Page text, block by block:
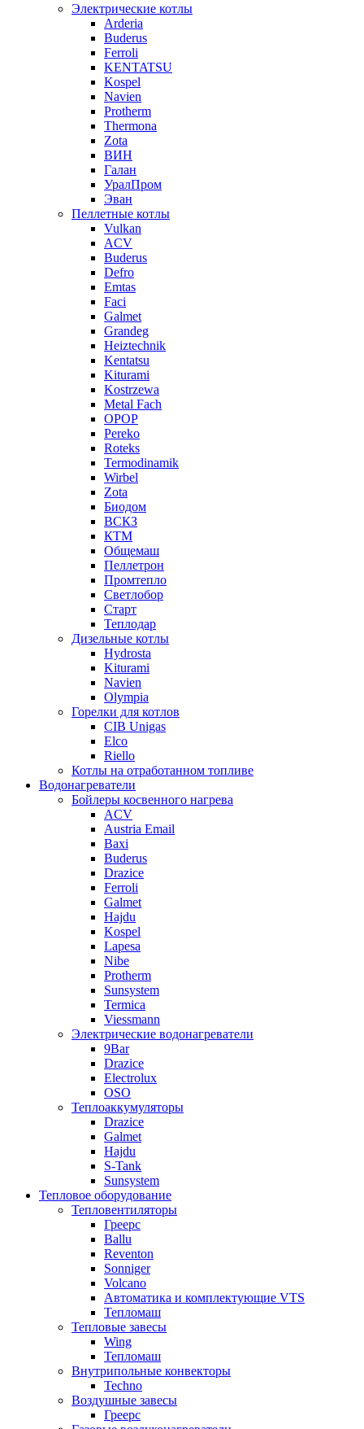
Электрические котлы
Arderia
Buderus
Ferroli
KENTATSU
Kospel
Navien
Protherm
Thermona
Zota
ВИН
Галан
УралПром
Эван
Пеллетные котлы
Vulkan
ACV
Buderus
Defro
Emtas
Faci
Galmet
Grandeg
Heiztechnik
Kentatsu
Kiturami
Kostrzewa
Metal Fach
OPOP
Pereko
Roteks
Termodinamik
Wirbel
Zota
Биодом
ВСКЗ
КТМ
Общемаш
Пеллетрон
Промтепло
Светлобор
Старт
Теплодар
Дизельные котлы
Hydrosta
Kiturami
Navien
Olympia
Горелки для котлов
CIB Unigas
Elco
Riello
Котлы на отработанном топливе
Водонагреватели
Бойлеры косвенного нагрева
ACV
Austria Email
Baxi
Buderus
Drazice
Ferroli
Galmet
Hajdu
Kospel
Lapesa
Nibe
Protherm
Sunsystem
Termica
Viessmann
Электрические водонагреватели
9Bar
Drazice
Electrolux
OSO
Теплоаккумуляторы
Drazice
Galmet
Hajdu
S-Tank
Sunsystem
Тепловое оборудование
Тепловентиляторы
Греерс
Ballu
Reventon
Sonniger
Volcano
Автоматика и комплектующие VTS
Тепломаш
Тепловые завесы
Wing
Тепломаш
Внутрипольные конвекторы
Techno
Воздушные завесы
Греерс